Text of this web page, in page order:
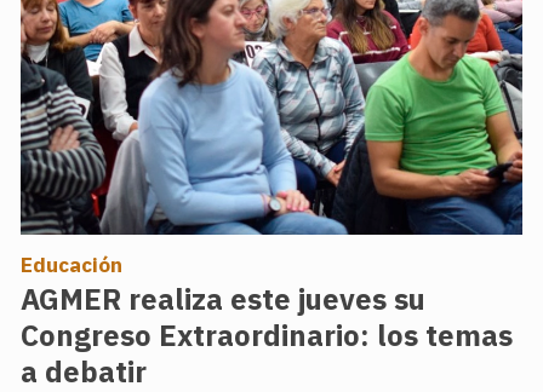
AGMER realiza este jueves su
Congreso Extraordinario: los temas
a debatir
Educación